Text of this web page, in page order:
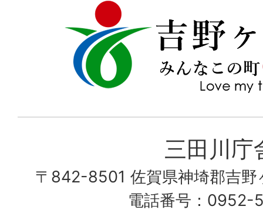
野
ヶ
里
な
my
town
三田川庁
〒842-8501 佐賀県神埼郡吉野
電話番号：0952-